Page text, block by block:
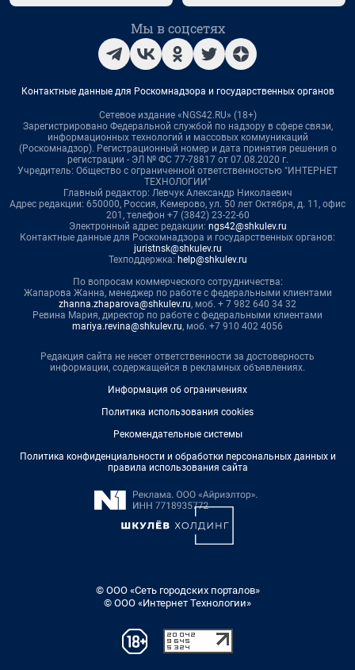
Мы в соцсетях
Контактные данные для Роскомнадзора и государственных органов
Сетевое издание «NGS42.RU» (18+)
Зарегистрировано Федеральной службой по надзору в сфере связи,
информационных технологий и массовых коммуникаций
(Роскомнадзор). Регистрационный номер и дата принятия решения о
регистрации - ЭЛ № ФС 77-78817 от 07.08.2020 г.
Учредитель: Общество с ограниченной ответственностью "ИНТЕРНЕТ
ТЕХНОЛОГИИ"
Главный редактор: Левчук Александр Николаевич
Адрес редакции: 650000, Россия, Кемерово, ул. 50 лет Октября, д. 11, офис
201, телефон +7 (3842) 23-22-60
Электронный адрес редакции: ngs42@shkulev.ru
Контактные данные для Роскомнадзора и государственных органов:
juristnsk@shkulev.ru
Техподдержка: help@shkulev.ru
По вопросам коммерческого сотрудничества:
Жапарова Жанна, менеджер по работе с федеральными клиентами
zhanna.zhaparova@shkulev.ru, моб. + 7 982 640 34 32
Ревина Мария, директор по работе с федеральными клиентами
mariya.revina@shkulev.ru, моб. +7 910 402 4056
Редакция сайта не несет ответственности за достоверность
информации, содержащейся в рекламных объявлениях.
Информация об ограничениях
Политика использования cookies
Рекомендательные системы
Политика конфиденциальности и обработки персональных данных и
правила использования сайта
© ООО «Сеть городских порталов»
© ООО «Интернет Технологии»